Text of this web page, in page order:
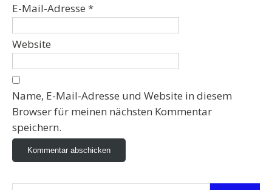
E-Mail-Adresse *
Website
Name, E-Mail-Adresse und Website in diesem
Browser für meinen nächsten Kommentar
speichern.